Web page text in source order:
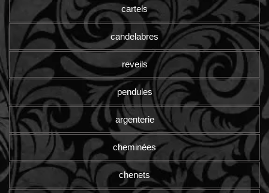
cartels
candelabres
reveils
pendules
argenterie
cheminées
chenets